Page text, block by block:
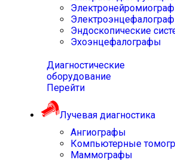
Эндоскопические
Эхоэнцефалографы
Диагностические
оборудование
Перейти
Лучевая диагностика
Ангиографы
Компьютерные
Маммографы